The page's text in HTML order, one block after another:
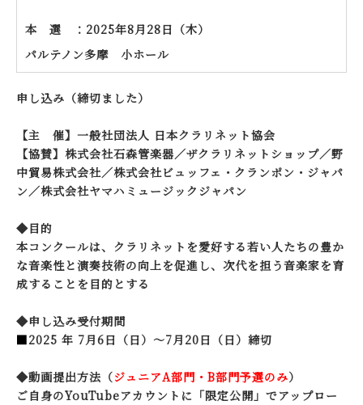
本 選 ：2025年8月28日（木）
パルテノン多摩 小ホール
申し込み （締切ました）
【主 催】一般社団法人 日本クラリネット協会
【協賛】株式会社石森管楽器／ザクラリネットショップ／野
中貿易株式会社／株式会社ビュッフェ・クランポン・ジャパ
ン／株式会社ヤマハミュージックジャパン
◆目的
本コンクールは、クラリネットを愛好する若い人たちの豊か
な音楽性と演奏技術の向上を促進し、次代を担う音楽家を育
成することを目的とする
◆申し込み受付期間
■2025 年 7月6日（日）～7月20日（日）締切
◆動画提出方法（ジュニアA部門・B部門予選のみ）
ご自身のYouTubeアカウントに「限定公開」でアップロー